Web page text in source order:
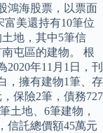
鴻海股票，以票面
富美還持有10筆位
地，其中5筆信
屯區的建物。 根
年11月1日，刊
，擁有建物1筆、存
保險2筆，債務727
土地、6筆建物，
信託總價額45萬元